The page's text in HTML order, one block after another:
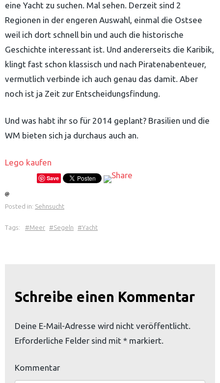
eine Yacht zu suchen. Mal sehen. Derzeit sind 2
Regionen in der engeren Auswahl, einmal die Ostsee
weil ich dort schnell bin und auch die historische
Geschichte interessant ist. Und andererseits die Karibik,
klingt fast schon klassisch und nach Piratenabenteuer,
vermutlich verbinde ich auch genau das damit. Aber
noch ist ja Zeit zur Entscheidungsfindung.
Und was habt ihr so für 2014 geplant? Brasilien und die
WM bieten sich ja durchaus auch an.
Lego kaufen
Save
Posted in: Sehnsucht
Tags: Meer Segeln Yacht
Schreibe einen Kommentar
Deine E-Mail-Adresse wird nicht veröffentlicht.
Erforderliche Felder sind mit * markiert.
Kommentar